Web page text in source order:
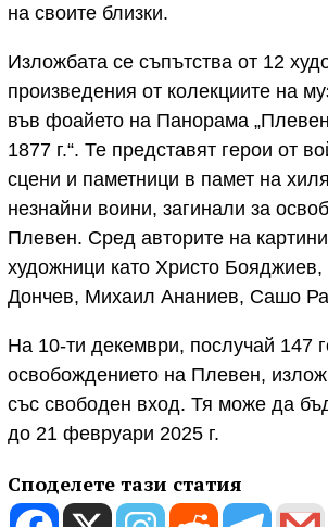
на своите близки.
Изложбата се съпътства от 12
произведения от колекциите на
във фоайето на Панорама
1877 г.“. Те представят герои от
сцени и паметници в памет на
незнайни воини, загинали за
Плевен. Сред авторите на
художници като Христо
Дончев, Михаил Ананиев, Сашо
На 10-ти декември, послучай 147
освобождението на Плевен,
със свободен вход. Тя може да
до 21 февруари 2025 г.
Споделете тази статия